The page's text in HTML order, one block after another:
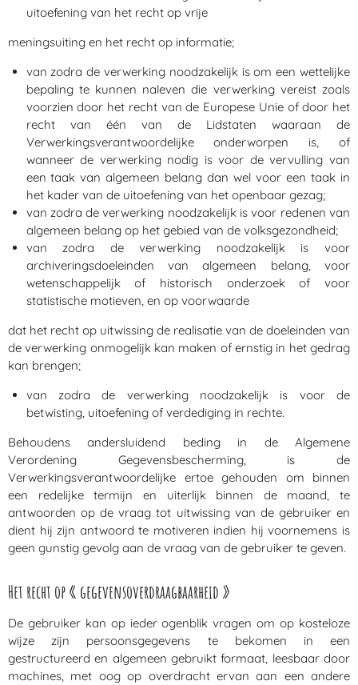
uitoefening van het recht op vrije
meningsuiting en het recht op informatie;
van zodra de verwerking noodzakelijk is om een wettelijke
bepaling te kunnen naleven die verwerking vereist zoals
voorzien door het recht van de Europese Unie of door het
recht van één van de Lidstaten waaraan de
Verwerkingsverantwoordelijke onderworpen is, of
wanneer de verwerking nodig is voor de vervulling van
een taak van algemeen belang dan wel voor een taak in
het kader van de uitoefening van het openbaar gezag;
van zodra de verwerking noodzakelijk is voor redenen van
algemeen belang op het gebied van de volksgezondheid;
van zodra de verwerking noodzakelijk is voor
archiveringsdoeleinden van algemeen belang, voor
wetenschappelijk of historisch onderzoek of voor
statistische motieven, en op voorwaarde
dat het recht op uitwissing de realisatie van de doeleinden van
de verwerking onmogelijk kan maken of ernstig in het gedrag
kan brengen;
van zodra de verwerking noodzakelijk is voor de
betwisting, uitoefening of verdediging in rechte.
Behoudens andersluidend beding in de Algemene
Verordening Gegevensbescherming, is de
Verwerkingsverantwoordelijke ertoe gehouden om binnen
een redelijke termijn en uiterlijk binnen de maand, te
antwoorden op de vraag tot uitwissing van de gebruiker en
dient hij zijn antwoord te motiveren indien hij voornemens is
geen gunstig gevolg aan de vraag van de gebruiker te geven.
Het recht op « gegevensoverdraagbaarheid »
De gebruiker kan op ieder ogenblik vragen om op kosteloze
wijze zijn persoonsgegevens te bekomen in een
gestructureerd en algemeen gebruikt formaat, leesbaar door
machines, met oog op overdracht ervan aan een andere